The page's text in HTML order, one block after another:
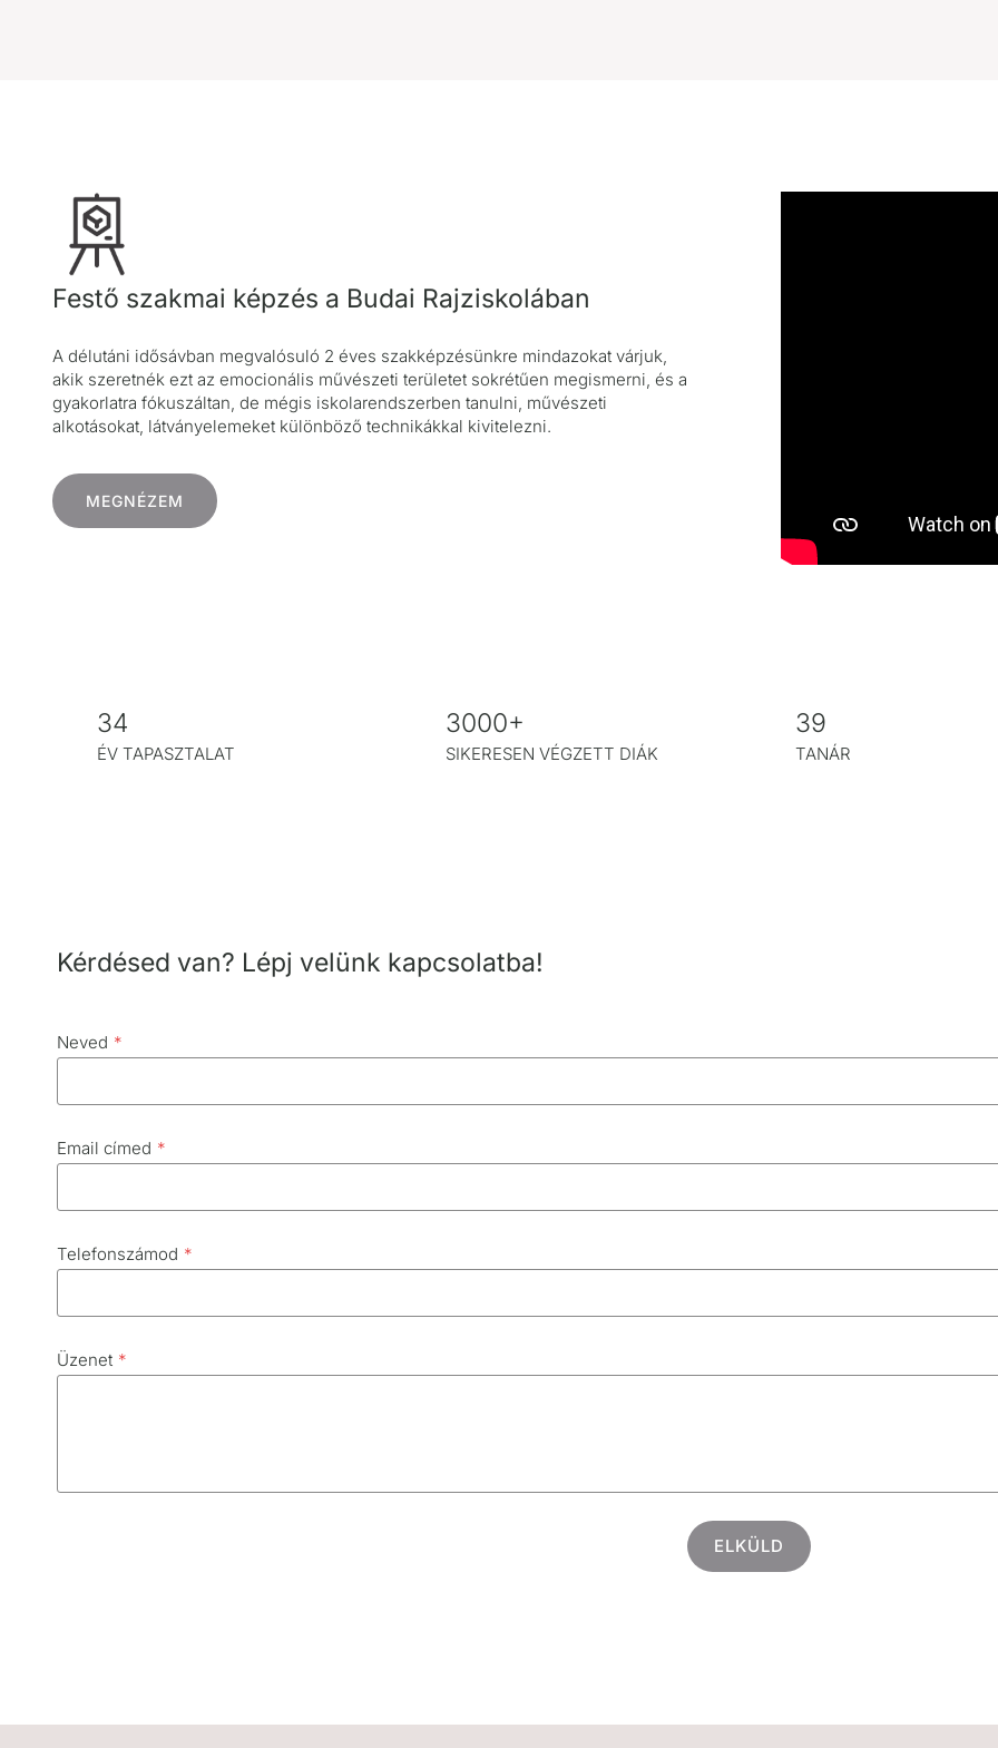
Festő szakmai képzés a Budai Rajziskolában
A délutáni idősávban megvalósuló 2 éves szakképzésünkre mindazokat várjuk,
akik szeretnék ezt az emocionális művészeti területet sokrétűen megismerni, és a
gyakorlatra fókuszáltan, de mégis iskolarendszerben tanulni, művészeti
alkotásokat, látványelemeket különböző technikákkal kivitelezni.
MEGNÉZEM
3
4
34
ÉV TAPASZTALAT
3
0
0
3000+
SIKERESEN VÉGZETT DIÁK
3
9
39
TANÁR
Kérdésed van? Lépj velünk kapcsolatba!
Neved *
Email címed *
Telefonszámod *
Üzenet *
ELKÜLD